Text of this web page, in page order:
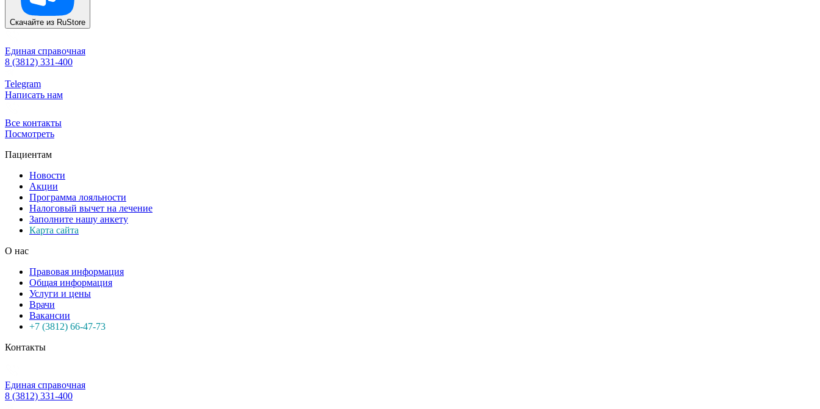
Скачайте из RuStore
Единая справочная
8 (3812) 331-400
Telegram
Написать нам
Все контакты
Посмотреть
Пациентам
Новости
Акции
Программа лояльности
Налоговый вычет на лечение
Заполните нашу анкету
Карта сайта
О нас
Правовая информация
Общая информация
Услуги и цены
Врачи
Вакансии
+7 (3812) 66-47-73
Контакты
Единая справочная
8 (3812) 331-400